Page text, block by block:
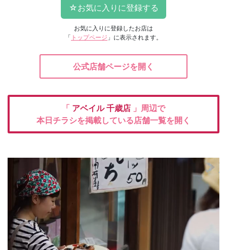
お気に入りに登録したお店は
「 トップページ 」に表示されます。
公式店舗ページを開く
「 アベイル千歳店 」周辺で
本日チラシを掲載している店舗一覧を開く